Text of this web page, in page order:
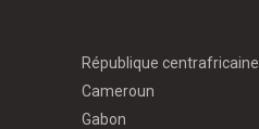
République centrafricaine
Cameroun
Gabon